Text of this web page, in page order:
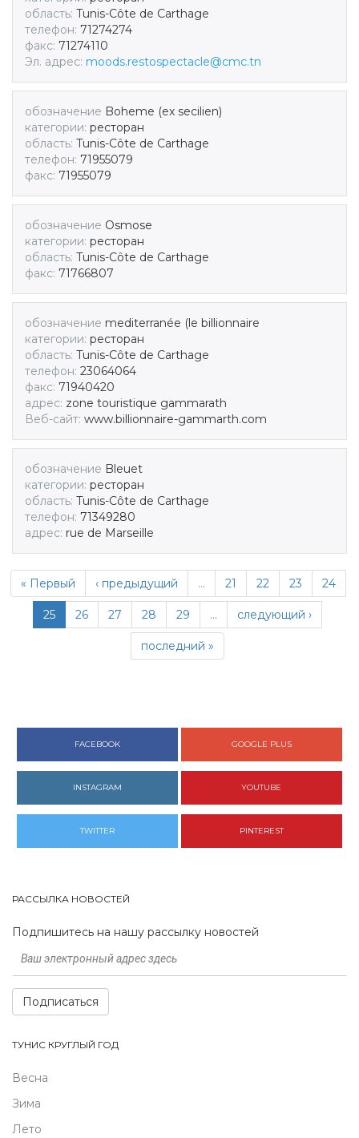
область: Tunis-Côte de Carthage
телефон: 71274274
факс: 71274110
Эл. адрес: moods.restospectacle@cmc.tn
обозначение Boheme (ex secilien)
категории: ресторан
область: Tunis-Côte de Carthage
телефон: 71955079
факс: 71955079
обозначение Osmose
категории: ресторан
область: Tunis-Côte de Carthage
факс: 71766807
обозначение mediterranée (le billionnaire
категории: ресторан
область: Tunis-Côte de Carthage
телефон: 23064064
факс: 71940420
адрес: zone touristique gammarath
Веб-сайт: www.billionnaire-gammarth.com
обозначение Bleuet
категории: ресторан
область: Tunis-Côte de Carthage
телефон: 71349280
адрес: rue de Marseille
« Первый ‹ предыдущий … 21 22 23 24
25 26 27 28 29 … следующий ›
последний »
FACEBOOK GOOGLE PLUS
INSTAGRAM YOUTUBE
TWITTER PINTEREST
РАССЫЛКА НОВОСТЕЙ
Подпишитесь на нашу рассылку новостей
Подписаться
ТУНИС КРУГЛЫЙ ГОД
Весна
Зима
Лето